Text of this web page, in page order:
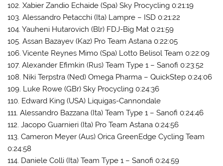
102. Xabier Zandio Echaide (Spa) Sky Procycling 0:21:19
103. Alessandro Petacchi (Ita) Lampre – ISD 0:21:22
104. Yauheni Hutarovich (Blr) FDJ-Big Mat 0:21:59
105. Assan Bazayev (Kaz) Pro Team Astana 0:22:05
106. Vicente Reynes Mimo (Spa) Lotto Belisol Team 0:22:09
107. Alexander Efimkin (Rus) Team Type 1 – Sanofi 0:23:52
108. Niki Terpstra (Ned) Omega Pharma – QuickStep 0:24:06
109. Luke Rowe (GBr) Sky Procycling 0:24:36
110. Edward King (USA) Liquigas-Cannondale
111. Alessandro Bazzana (Ita) Team Type 1 – Sanofi 0:24:46
112. Jacopo Guarnieri (Ita) Pro Team Astana 0:24:56
113. Cameron Meyer (Aus) Orica GreenEdge Cycling Team
0:24:58
114. Daniele Colli (Ita) Team Type 1 – Sanofi 0:24:59